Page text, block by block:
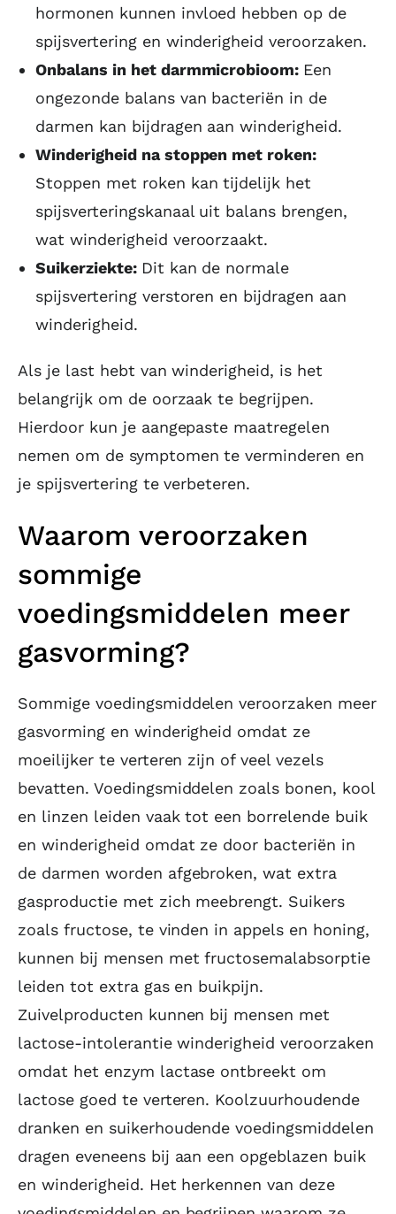
hormonen kunnen invloed hebben op de
spijsvertering en winderigheid veroorzaken.
Onbalans in het darmmicrobioom: Een
ongezonde balans van bacteriën in de
darmen kan bijdragen aan winderigheid.
Winderigheid na stoppen met roken:
Stoppen met roken kan tijdelijk het
spijsverteringskanaal uit balans brengen,
wat winderigheid veroorzaakt.
Suikerziekte: Dit kan de normale
spijsvertering verstoren en bijdragen aan
winderigheid.
Als je last hebt van winderigheid, is het
belangrijk om de oorzaak te begrijpen.
Hierdoor kun je aangepaste maatregelen
nemen om de symptomen te verminderen en
je spijsvertering te verbeteren.
Waarom veroorzaken
sommige
voedingsmiddelen meer
gasvorming?
Sommige voedingsmiddelen veroorzaken meer
gasvorming en winderigheid omdat ze
moeilijker te verteren zijn of veel vezels
bevatten. Voedingsmiddelen zoals bonen, kool
en linzen leiden vaak tot een borrelende buik
en winderigheid omdat ze door bacteriën in
de darmen worden afgebroken, wat extra
gasproductie met zich meebrengt. Suikers
zoals fructose, te vinden in appels en honing,
kunnen bij mensen met fructosemalabsorptie
leiden tot extra gas en buikpijn.
Zuivelproducten kunnen bij mensen met
lactose-intolerantie winderigheid veroorzaken
omdat het enzym lactase ontbreekt om
lactose goed te verteren. Koolzuurhoudende
dranken en suikerhoudende voedingsmiddelen
dragen eveneens bij aan een opgeblazen buik
en winderigheid. Het herkennen van deze